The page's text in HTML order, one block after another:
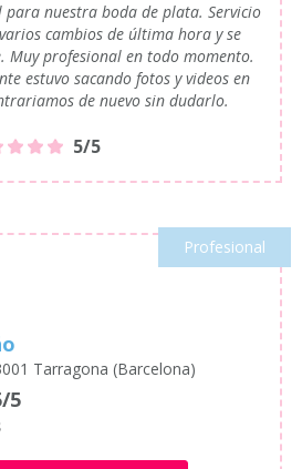
para nuestra boda de plata. Servicio
cambios de última hora y se
Muy profesional en todo momento.
estuvo sacando fotos y videos en
de nuevo sin dudarlo.
5/5
Profesional
Tarragona (Barcelona)
5